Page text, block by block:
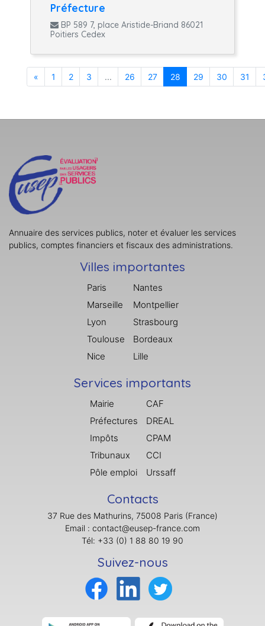
Préfecture
BP 589 7, place Aristide-Briand 86021
Poitiers Cedex
« 1 2 3 ... 26 27 28 29 30 31
Annuaire des services publics, noter et évaluer les services
publics, comptes financiers et fiscaux des administrations.
Villes importantes
Paris
Marseille
Lyon
Toulouse
Nice
Nantes
Montpellier
Strasbourg
Bordeaux
Lille
Services importants
Mairie
Préfectures
Impôts
Tribunaux
Pôle emploi
CAF
DREAL
CPAM
CCI
Urssaff
Contacts
37 Rue des Mathurins, 75008 Paris (France)
Email : contact@eusep-france.com
Tél: +33 (0) 1 88 80 19 90
Suivez-nous